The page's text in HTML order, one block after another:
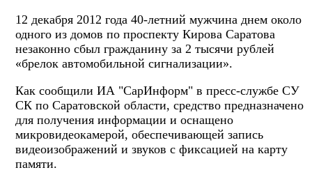
12 декабря 2012 года 40-летний мужчина днем около
одного из домов по проспекту Кирова Саратова
незаконно сбыл гражданину за 2 тысячи рублей
«брелок автомобильной сигнализации».
Как сообщили ИА "СарИнформ" в пресс-службе СУ
СК по Саратовской области, средство предназначено
для получения информации и оснащено
микровидеокамерой, обеспечивающей запись
видеоизображений и звуков с фиксацией на карту
памяти.